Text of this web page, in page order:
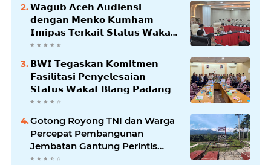
𝗪𝗮𝗴𝘂𝗯 𝗔𝗰𝗲𝗵 𝗔𝘂𝗱𝗶𝗲𝗻𝘀𝗶
𝗱𝗲𝗻𝗴𝗮𝗻 𝗠𝗲𝗻𝗸𝗼 𝗞𝘂𝗺𝗵𝗮𝗺
𝗜𝗺𝗶𝗽𝗮𝘀 𝗧𝗲𝗿𝗸𝗮𝗶𝘁 𝗦𝘁𝗮𝘁𝘂𝘀 𝗪𝗮𝗸𝗮𝗳
𝗕𝗹𝗮𝗻𝗴𝗽𝗮𝗱𝗮𝗻𝗴
𝗕𝗪𝗜 𝗧𝗲𝗴𝗮𝘀𝗸𝗮𝗻 𝗞𝗼𝗺𝗶𝘁𝗺𝗲𝗻
𝗙𝗮𝘀𝗶𝗹𝗶𝘁𝗮𝘀𝗶 𝗣𝗲𝗻𝘆𝗲𝗹𝗲𝘀𝗮𝗶𝗮𝗻
𝗦𝘁𝗮𝘁𝘂𝘀 𝗪𝗮𝗸𝗮𝗳 𝗕𝗹𝗮𝗻𝗴 𝗣𝗮𝗱𝗮𝗻𝗴
Gotong Royong TNI dan Warga
Percepat Pembangunan
Jembatan Gantung Perintis
Kuta Ujung Aceh Tenggara